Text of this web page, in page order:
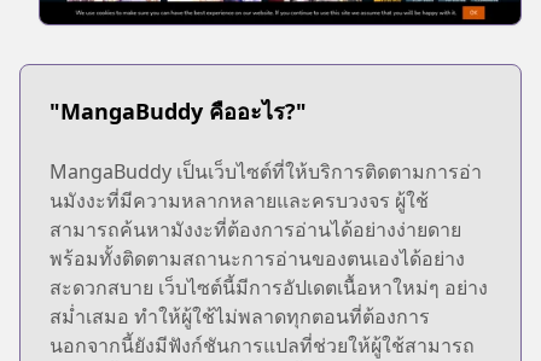
"MangaBuddy คืออะไร?"
MangaBuddy เป็นเว็บไซต์ที่ให้บริการติดตามการอ่า
นมังงะที่มีความหลากหลายและครบวงจร ผู้ใช้
สามารถค้นหามังงะที่ต้องการอ่านได้อย่างง่ายดาย
พร้อมทั้งติดตามสถานะการอ่านของตนเองได้อย่าง
สะดวกสบาย เว็บไซต์นี้มีการอัปเดตเนื้อหาใหม่ๆ อย่าง
สม่ำเสมอ ทำให้ผู้ใช้ไม่พลาดทุกตอนที่ต้องการ
นอกจากนี้ยังมีฟังก์ชันการแปลที่ช่วยให้ผู้ใช้สามารถ